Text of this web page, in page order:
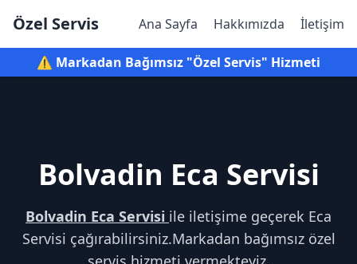
Özel Servis Ana Sayfa Hakkımızda İletişim
⚠️ Markadan Bağımsız "Özel Servis" Hizmeti
Bolvadin Eca Servisi
Bolvadin Eca Servisi ile iletişime geçerek Eca
Servisi çağırabilirsiniz.Markadan bağımsız özel